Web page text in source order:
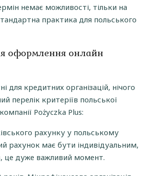
немає можливості, тільки на
практика для польського
оформлення онлайн
для кредитних організацій, нічого
перелік критеріїв польської
Pożyczka Plus:
рахунку у польському
рахунок має бути індивідуальним,
це дуже важливий момент.